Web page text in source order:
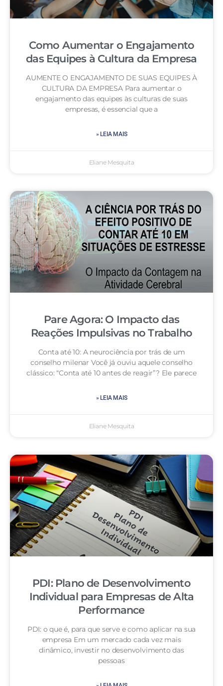
Como Aumentar o Engajamento
das Equipes à Cultura da Empresa
AUMENTE O ENGAJAMENTO DE SUAS EQUIPES À
CULTURA DA EMPRESA Para aumentar o
engajamento das equipes às culturas de suas
empresas, é essencial que a
» LEIA MAIS
Eliane Mesquita
Pare Agora: O Impacto das
Reações Impulsivas no Trabalho
Conta até 10: A neurociência por trás de um
conselho milenar Você já ouviu aquele conselho
clássico: “Conta até 10 antes de reagir”? Ele parece
» LEIA MAIS
Eliane Mesquita
PDI: Plano de Desenvolvimento
Individual para Empresas de Alta
Performance
PDI: o que é, para que serve e como aplicar na sua
empresa Em um mercado cada vez mais
dinâmico, investir no desenvolvimento das
pessoas